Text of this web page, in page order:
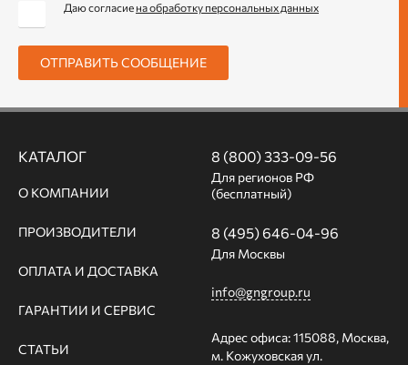
Даю согласие на обработку персональных данных
ОТПРАВИТЬ СООБЩЕНИЕ
КАТАЛОГ
О КОМПАНИИ
ПРОИЗВОДИТЕЛИ
ОПЛАТА И ДОСТАВКА
ГАРАНТИИ И СЕРВИС
СТАТЬИ
8 (800) 333-09-56
Для регионов РФ
(бесплатный)
8 (495) 646-04-96
Для Москвы
info@gngroup.ru
Адрес офиса: 115088, Москва,
м. Кожуховская ул.